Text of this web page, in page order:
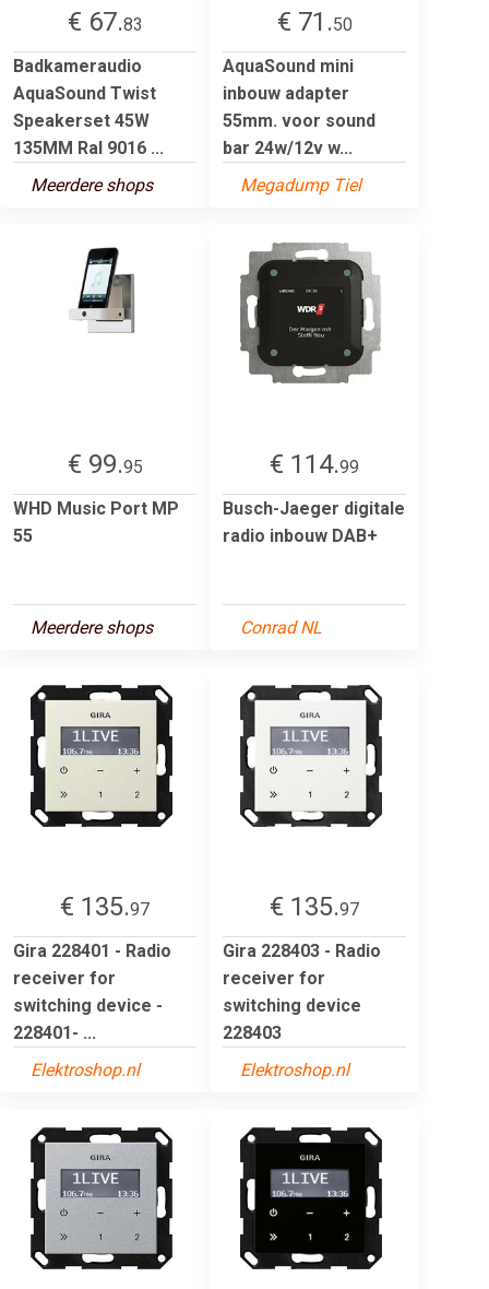
€ 67.83
Badkameraudio
AquaSound Twist
Speakerset 45W
135MM Ral 9016 ...
Meerdere shops
€ 71.50
AquaSound mini
inbouw adapter
55mm. voor sound
bar 24w/12v w...
Megadump Tiel
€ 99.95
WHD Music Port MP
55
Meerdere shops
€ 114.99
Busch-Jaeger digitale
radio inbouw DAB+
Conrad NL
€ 135.97
Gira 228401 - Radio
receiver for
switching device -
228401- ...
Elektroshop.nl
€ 135.97
Gira 228403 - Radio
receiver for
switching device
228403
Elektroshop.nl